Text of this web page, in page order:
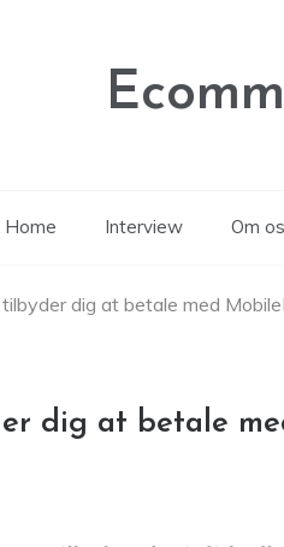
Home Interview Om os
dig at betale med
dig at betale